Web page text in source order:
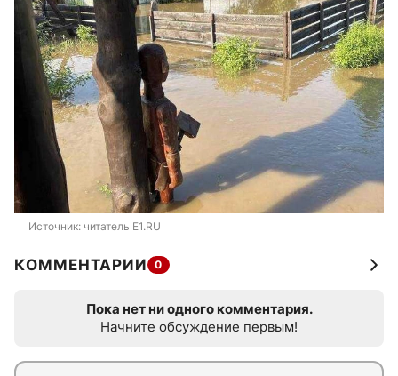
Источник: читатель E1.RU
КОММЕНТАРИИ 0
Пока нет ни одного комментария.
Начните обсуждение первым!